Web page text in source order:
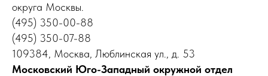
округа Москвы.
(495) 350-00-88
(495) 350-07-88
109384, Москва, Люблинская ул., д. 53
Московский Юго-Западный окружной отдел